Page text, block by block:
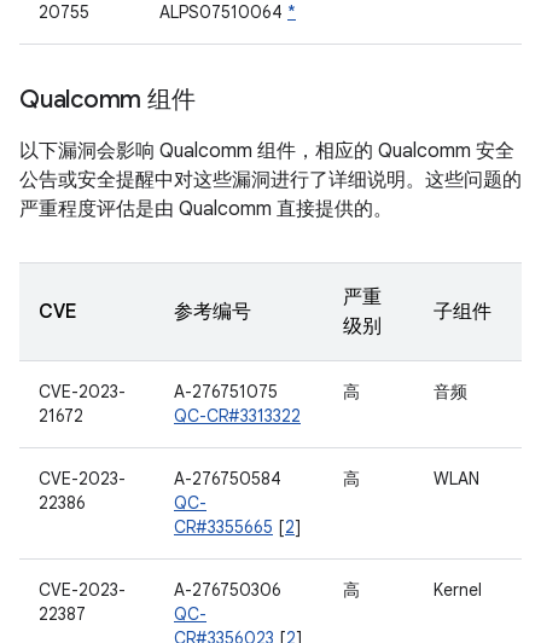
20755
ALPS07510064 *
Qualcomm 组件
以下漏洞会影响 Qualcomm 组件，相应的 Qualcomm 安全
公告或安全提醒中对这些漏洞进行了详细说明。这些问题的
严重程度评估是由 Qualcomm 直接提供的。
CVE 参考编号
严重
级别
子组件
CVE-2023-
21672
A-276751075
QC-CR#3313322
高 音频
CVE-2023-
22386
A-276750584
QC-
CR#3355665 [2]
高 WLAN
CVE-2023-
22387
A-276750306
QC-
CR#3356023 [2]
高 Kernel